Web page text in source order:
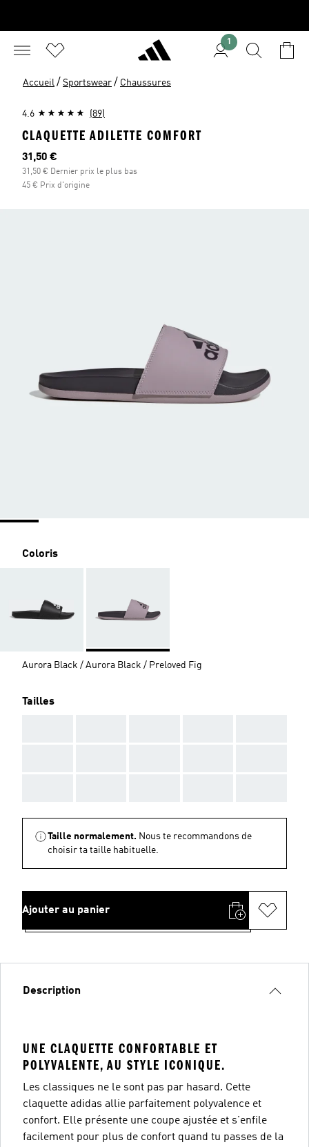
1
Accueil / Sportswear / Chaussures
4.6 (89)
CLAQUETTE ADILETTE COMFORT
Prix actuel
31,50 €
31,50 € Dernier prix le plus bas
45 € Prix d'origine
Coloris
Aurora Black / Aurora Black / Preloved Fig
Tailles
Taille normalement. Nous te recommandons de
choisir ta taille habituelle.
Ajouter au panier
Description
UNE CLAQUETTE CONFORTABLE ET
POLYVALENTE, AU STYLE ICONIQUE.
Les classiques ne le sont pas par hasard. Cette
claquette adidas allie parfaitement polyvalence et
confort. Elle présente une coupe ajustée et s'enfile
facilement pour plus de confort quand tu passes de la